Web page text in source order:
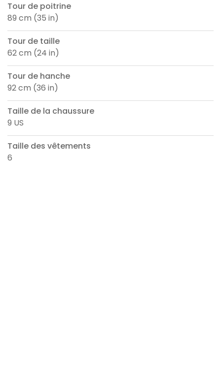
Tour de poitrine
89 cm (35 in)
Tour de taille
62 cm (24 in)
Tour de hanche
92 cm (36 in)
Taille de la chaussure
9 US
Taille des vêtements
6